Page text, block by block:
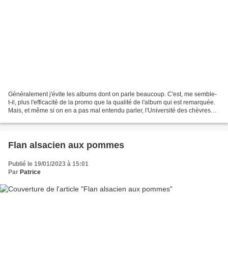
Généralement j'évite les albums dont on parle beaucoup. C'est, me semble-
t-il, plus l'efficacité de la promo que la qualité de l'album qui est remarquée.
Mais, et même si on en a pas mal entendu parler, l'Université des chèvres
Flan alsacien aux pommes
Publié le 19/01/2023 à 15:01
Par Patrice